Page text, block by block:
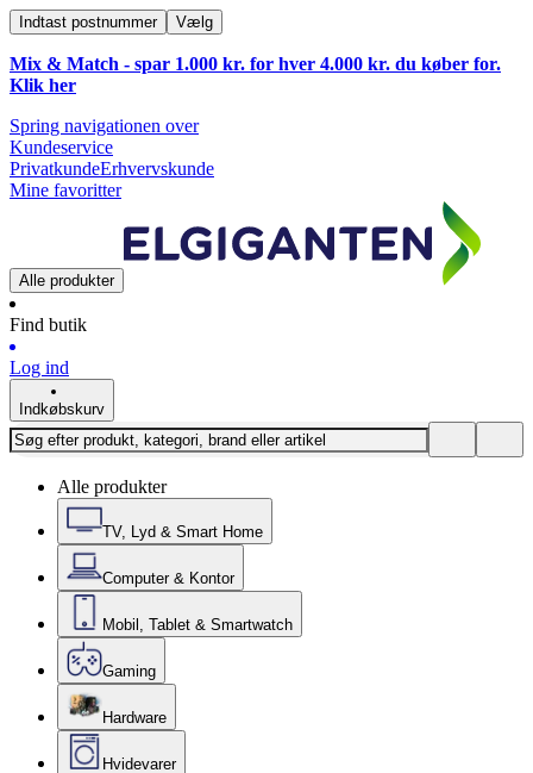
Indtast postnummer Vælg
Mix & Match - spar 1.000 kr. for hver 4.000 kr. du køber for.
Klik her
Spring navigationen over
Kundeservice
PrivatkundeErhvervskunde
Mine favoritter
Alle produkter
Find butik
Log ind
Indkøbskurv
Alle produkter
TV, Lyd & Smart Home
Computer & Kontor
Mobil, Tablet & Smartwatch
Gaming
Hardware
Hvidevarer